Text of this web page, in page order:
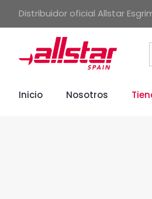
Distribuidor oficial Allstar
Inicio Nosotros